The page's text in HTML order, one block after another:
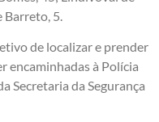
5.
de localizar e prender
encaminhadas à Polícia
Secretaria da Segurança